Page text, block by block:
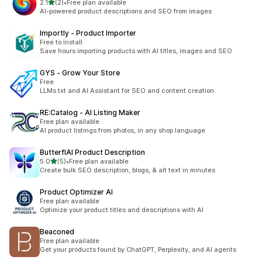
2.15つ星中
(2)
合計レビュー数：2件
•Free plan available
AI-powered product descriptions and SEO from images
Importly ‑ Product Importer
Free to install
Save hours importing products with AI titles, images and SEO
GYS ‑ Grow Your Store
Free
LLMs.txt and AI Assistant for SEO and content creation.
RE:Catalog ‑ AI Listing Maker
Free plan available
AI product listings from photos, in any shop language
ButterflAI Product Description
5.05つ星中
(5)
合計レビュー数：5件
•Free plan available
Create bulk SEO description, blogs, & alt text in minutes
Product Optimizer AI
Free plan available
Optimize your product titles and descriptions with AI
Beaconed
Free plan available
Get your products found by ChatGPT, Perplexity, and AI agents